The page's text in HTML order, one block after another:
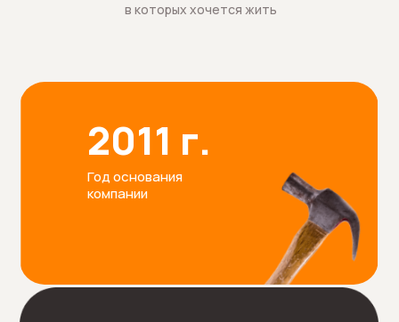
в которых хочется жить
2011 г.
Год основания
компании